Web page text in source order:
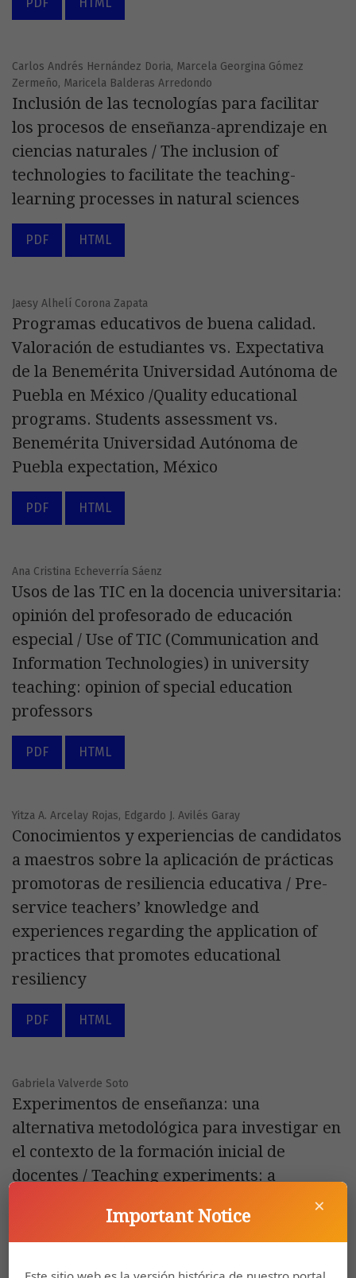
Carlos Andrés Hernández Doria, Marcela Georgina Gómez
Zermeño, Maricela Balderas Arredondo
Inclusión de las tecnologías para facilitar
los procesos de enseñanza-aprendizaje en
ciencias naturales / The inclusion of
technologies to facilitate the teaching-
learning processes in natural sciences
PDF HTML
Jaesy Alhelí Corona Zapata
Programas educativos de buena calidad.
Valoración de estudiantes vs. Expectativa
de la Benemérita Universidad Autónoma de
Puebla en México /Quality educational
programs. Students assessment vs.
Benemérita Universidad Autónoma de
Puebla expectation, México
PDF HTML
Ana Cristina Echeverría Sáenz
Usos de las TIC en la docencia universitaria:
opinión del profesorado de educación
especial / Use of TIC (Communication and
Information Technologies) in university
teaching: opinion of special education
professors
PDF HTML
Yitza A. Arcelay Rojas, Edgardo J. Avilés Garay
Conocimientos y experiencias de candidatos
a maestros sobre la aplicación de prácticas
promotoras de resiliencia educativa / Pre-
service teachers’ knowledge and
experiences regarding the application of
practices that promotes educational
resiliency
PDF HTML
Gabriela Valverde Soto
Experimentos de enseñanza: una
alternativa metodológica para investigar en
el contexto de la formación inicial de
docentes / Teaching experiments: a
methodological alternative to research in
the context of the initial teacher training
×
Important Notice